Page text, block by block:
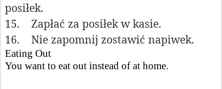
posiłek.
15.
Zapłać za posiłek w kasie.
16.
Nie zapomnij zostawić napiwek.
Eating Out
You want to eat out instead of at home.